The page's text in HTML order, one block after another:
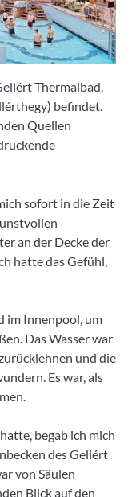
Thermalbad,
befindet.
Quellen
sofort in die Zeit
an der Decke der
hatte das Gefühl,
im Innenpool, um
Das Wasser war
und die
Es war, als
begab ich mich
des Gellért
von Säulen
Blick auf den